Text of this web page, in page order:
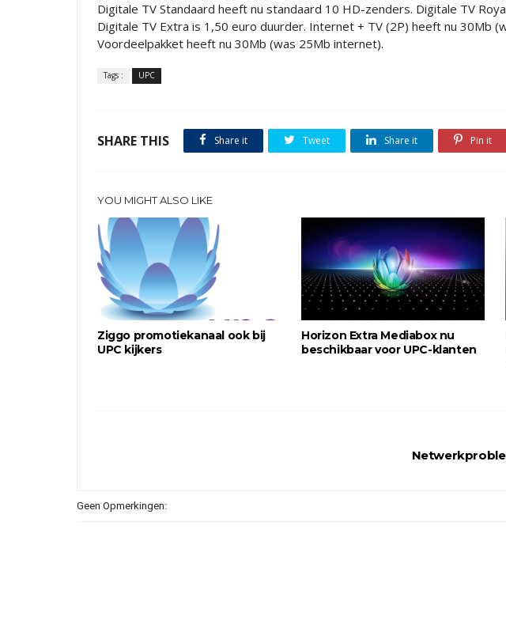
Digitale TV Standaard heeft nu standaard 10 HD-zenders. Digitale TV
Digitale TV Extra is 1,50 euro duurder. Internet + TV (2P) heeft nu 30Mb
Voordeelpakket heeft nu 30Mb (was 25Mb internet).
Tags : UPC
SHARE THIS Share it Tweet Share it Pin it
YOU MIGHT ALSO LIKE
Ziggo promotiekanaal ook bij
UPC kijkers
Horizon Extra Mediabox nu
beschikbaar voor UPC-klanten
Geen Opmerkingen: